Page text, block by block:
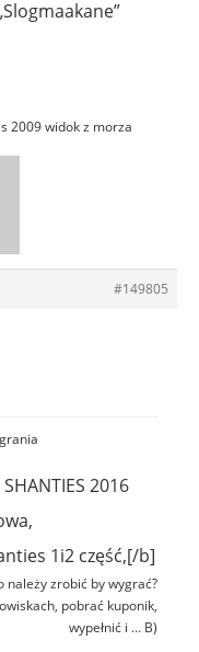
2009 widok z morza
#149805
2016
1i2 część,[/b]
należy zrobić by wygrać?
pobrać kuponik,
wypełnić i … B)